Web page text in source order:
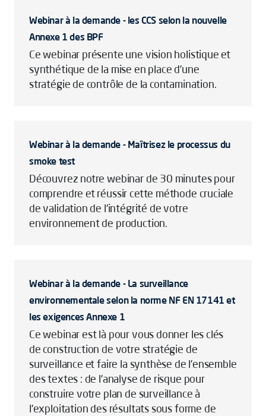
Webinar à la demande - les CCS selon la nouvelle
Annexe 1 des BPF
Ce webinar présente une vision holistique et
synthétique de la mise en place d’une
stratégie de contrôle de la contamination.
Webinar à la demande - Maîtrisez le processus du
smoke test
Découvrez notre webinar de 30 minutes pour
comprendre et réussir cette méthode cruciale
de validation de l'intégrité de votre
environnement de production.
Webinar à la demande - La surveillance
environnementale selon la norme NF EN 17141 et
les exigences Annexe 1
Ce webinar est là pour vous donner les clés
de construction de votre stratégie de
surveillance et faire la synthèse de l’ensemble
des textes : de l’analyse de risque pour
construire votre plan de surveillance à
l’exploitation des résultats sous forme de